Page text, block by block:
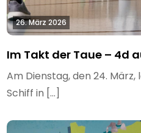
26. März 2026
Im Takt der Taue – 4d
Am Dienstag, den 24.
Schiff in […]